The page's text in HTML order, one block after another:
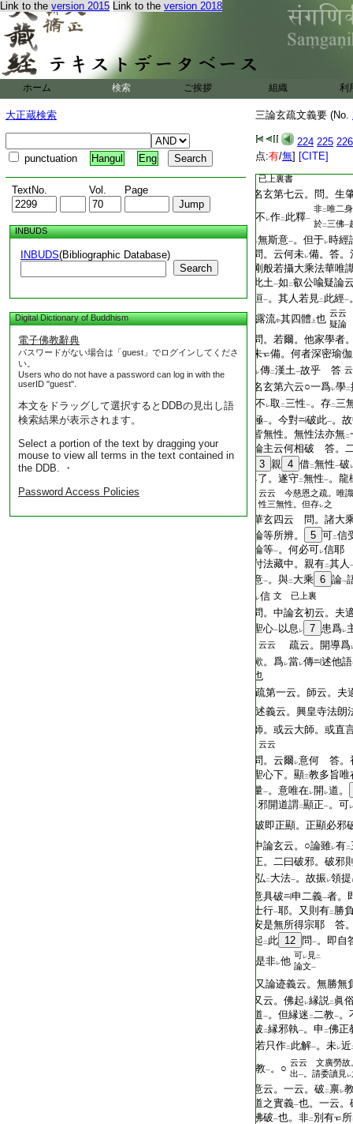
Link to the version 2015 Link to the version 2018
ホーム 検索 ご挨拶 組織 利
大正蔵検索
punctuation Hangul Eng
TextNo. Vol. Page
INBUDS
INBUDS(Bibliographic Database)
Search
Digital Dictionary of Buddhism
電子佛教辭典
パスワードがない場合は「guest」でログインしてくださ
い。
Users who do not have a password can log in with the
userID "guest".
本文をドラッグして選択するとDDBの見出し語
検索結果が表示されます。
Select a portion of the text by dragging your
mouse to view all terms in the text contained in
the DDB. ・
Password Access Policies
三論玄疏文義要 (No.
224 225 226
点:有/無] [CITE]
T2299_.70.0228c21: 玄第十云。起 34 信
知二
馬鳴造論
。
T2299_.70.0228c24:目
T2299_.70.0228c25:
レ知二定是不
文 今
有
又云。婆沙六十卷。
兵火
T2299_.70.0228c28:
嵩法師云。更有二餘處
T2299_.70.0228c29:
十卷中。但釋 前四度
已上裏書
T2299_.70.0229a02:
名玄第七云。問。生
不 レ作二 此釋一
非二唯二身
於二 三佛一
T2299_.70.0229a04: レ無斯意一。但于レ時經
T2299_.70.0229a05:
問。云何未レ備。答。
T2299_.70.0229a06:
剛般若攝大乘法華唯
此土一如 二叡公喩疑論
T2299_.70.0229a08:
洹一。其人若見二 此經一
T2299_.70.0229a09:
露流中其四體 上也 云云
疑論
問。若爾。他家學者
T2299_.70.0229a11:
未
備。何者深密瑜
T2299_.70.0229a12:
レ傳二漢土一故乎 答
名玄第六云○一爲レ學二
T2299_.70.0229a14:
不 レ取 二三性一。存二三
極一。今對 破此一。
皆無性。無性法亦無二
T2299_.70.0229a17:
論主云何相破 答。
3 親 4 借二無性一破
レ了。遂守二無性一。龍
云云 今慈恩之疏。唯
性三無性。但存レ之
T2299_.70.0229a21:
華玄四云 問。諸大
論等所辨。 5 可二信
論等一。何必可レ信耶
付法藏中。親有二其人
意一。與二 大乘 6 論一
レ信 文 已上裏
問。中論玄初云。夫
聖心一 以息 レ 7 患爲レ
云云 疏云。開導爲
歟。爲レ當レ傳 述他語
也
疏第一云。師云。夫
述義云。興皇寺法朗
師。或云大師。或直
云云
問。云爾 レ意何 答。
聖心下。顯三教多旨唯
量一。意唯在レ開 レ道。
レ邪開道謂二顯正一。可レ
破即正顯。正顯必邪
中論玄云。○論雖レ有二
正。二曰破邪。破邪
弘二 大法一。故振 レ領提
意具破 申二義一者。
士行一耶。又則有二 勝
安是無所得宗耶 答
起 二 此 12 問一。即自
是非レ他 可レ 見 二
論文一
又論迹義云。無勝無
又云。佛起 レ縁説二 眞
道一。但縁迷 二二教一。
破 二縁邪執一。申 二佛正
若只作二 此解一。未レ近
教一。○ 云云 文廣勞故
出一 。請委讀見 レ
意云。一云。破 二禀レ
道之實義一也。一云。
佛破一也。非二 別有 所